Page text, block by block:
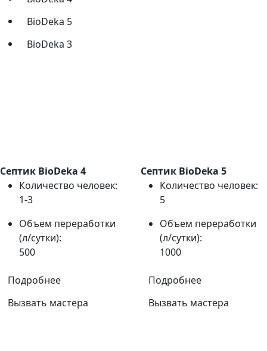
BioDeka 5
BioDeka 3
Септик BioDeka 4
Количество человек:
1-3
Объем переработки
(л/сутки):
500
Подробнее
Вызвать мастера
Септик BioDeka 5
Количество человек:
5
Объем переработки
(л/сутки):
1000
Подробнее
Вызвать мастера